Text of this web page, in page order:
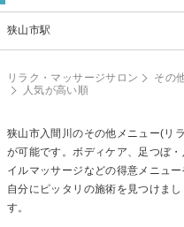
狭山市駅
リラク・マッサージサロン その
人気が高い順
狭山市入間川のその他メニュー(リ
が可能です。ボディケア、足つぼ
イルマッサージなどの得意メニュ
自分にピッタリの施術を見つけま
す。